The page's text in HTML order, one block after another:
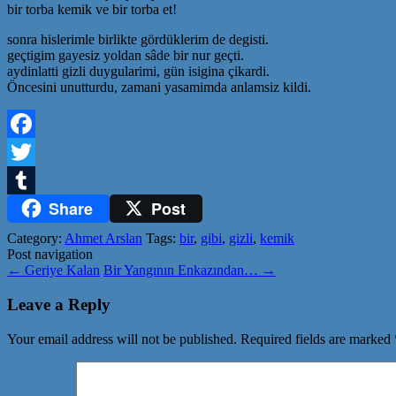
bir torba kemik ve bir torba et!
sonra hislerimle birlikte gördüklerim de degisti.
geçtigim gayesiz yoldan sâde bir nur geçti.
aydinlatti gizli duygularimi, gün isigina çikardi.
Öncesini unutturdu, zamani yasamimda anlamsiz kildi.
Facebook
Twitter
Tumblr Share Post
Category: Ahmet Arslan Tags: bir, gibi, gizli, kemik
Post navigation
← Geriye Kalan Bir Yangının Enkazından… →
Leave a Reply
Your email address will not be published. Required fields are marked